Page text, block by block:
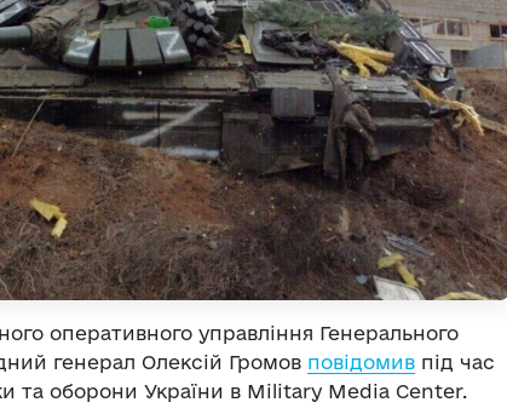
оперативного управління Генерального
генерал Олексій Громов повідомив під час
та оборони України в Military Media Center.